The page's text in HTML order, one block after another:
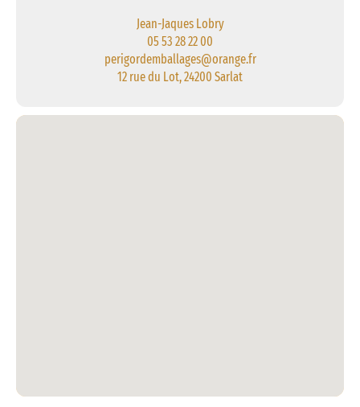
Jean-Jaques Lobry
05 53 28 22 00
perigordemballages@orange.fr
12 rue du Lot, 24200 Sarlat